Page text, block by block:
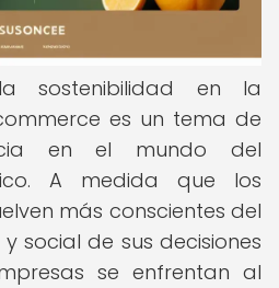
sostenibilidad en la
es un tema de
en el mundo del
A medida que los
más conscientes del
social de sus decisiones
se enfrentan al